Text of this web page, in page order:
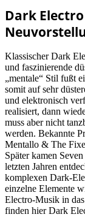
Dark
Klassischer Dark
und faszinierende
„mentale“ Stil fußt
somit auf sehr
und elektronisch
realisiert, dann
muss aber nicht
werden. Bekannte
Mentallo & The
Später kamen
letzten Jahren
komplexen Dark-
einzelne Elemente
Electro-Musik in
finden hier Dark